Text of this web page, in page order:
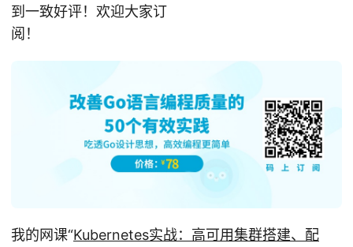
到一致好评！欢迎大家订
阅！
我的网课“Kubernetes实战：高可用集群搭建、配